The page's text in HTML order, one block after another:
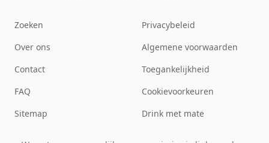
Zoeken
Over ons
Contact
FAQ
Sitemap
Privacybeleid
Algemene voorwaarden
Toegankelijkheid
Cookievoorkeuren
Drink met mate